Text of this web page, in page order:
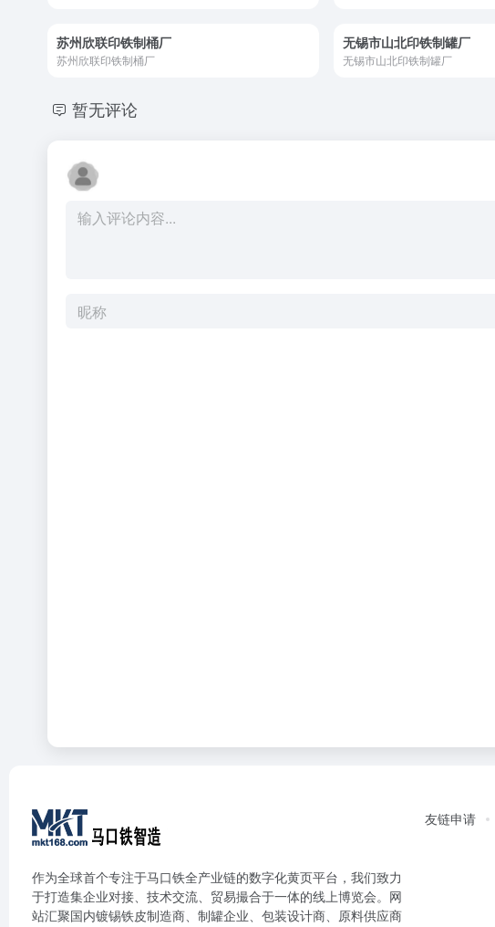
苏州欣联印铁制桶厂
苏州欣联印铁制桶厂
无锡市山北印铁制罐厂
无锡市山北印铁制罐厂
暂无评论
作为全球首个专注于马口铁全产业链的数字化黄页平台，我们致力
于打造集企业对接、技术交流、贸易撮合于一体的线上博览会。网
站汇聚国内镀锡铁皮制造商、制罐企业、包装设计商、原料供应商
友链申请